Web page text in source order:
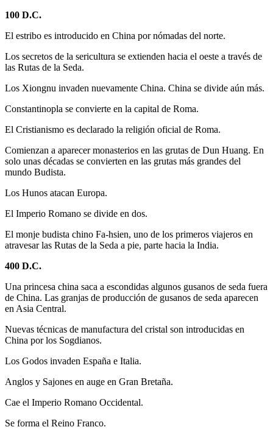
100 D.C.
El estribo es introducido en China por nómadas del norte.
Los secretos de la sericultura se extienden hacia el oeste a través de
las Rutas de la Seda.
Los Xiongnu invaden nuevamente China. China se divide aún más.
Constantinopla se convierte en la capital de Roma.
El Cristianismo es declarado la religión oficial de Roma.
Comienzan a aparecer monasterios en las grutas de Dun Huang. En
solo unas décadas se convierten en las grutas más grandes del
mundo Budista.
Los Hunos atacan Europa.
El Imperio Romano se divide en dos.
El monje budista chino Fa-hsien, uno de los primeros viajeros en
atravesar las Rutas de la Seda a pie, parte hacia la India.
400 D.C.
Una princesa china saca a escondidas algunos gusanos de seda fuera
de China. Las granjas de producción de gusanos de seda aparecen
en Asia Central.
Nuevas técnicas de manufactura del cristal son introducidas en
China por los Sogdianos.
Los Godos invaden España e Italia.
Anglos y Sajones en auge en Gran Bretaña.
Cae el Imperio Romano Occidental.
Se forma el Reino Franco.